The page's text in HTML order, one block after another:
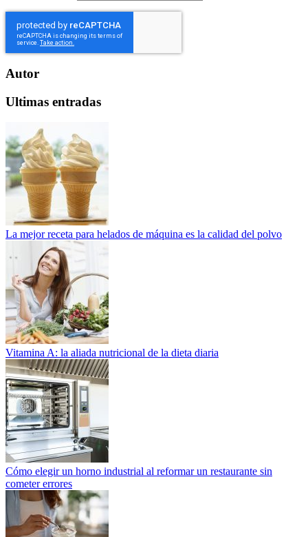
Autor
Ultimas entradas
La mejor receta para helados de máquina es la calidad del polvo
Vitamina A: la aliada nutricional de la dieta diaria
Cómo elegir un horno industrial al reformar un restaurante sin
cometer errores